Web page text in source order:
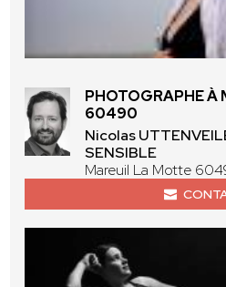
PHOTOGRAPHE À
60490
Nicolas
SENSIBLE
Mareuil La Motte